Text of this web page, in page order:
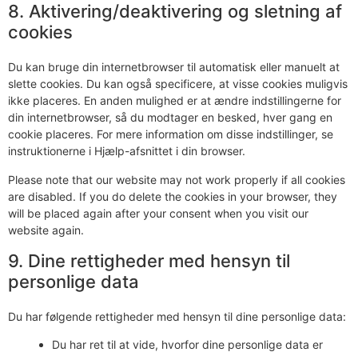
8. Aktivering/deaktivering og sletning af
cookies
Du kan bruge din internetbrowser til automatisk eller manuelt at
slette cookies. Du kan også specificere, at visse cookies muligvis
ikke placeres. En anden mulighed er at ændre indstillingerne for
din internetbrowser, så du modtager en besked, hver gang en
cookie placeres. For mere information om disse indstillinger, se
instruktionerne i Hjælp-afsnittet i din browser.
Please note that our website may not work properly if all cookies
are disabled. If you do delete the cookies in your browser, they
will be placed again after your consent when you visit our
website again.
9. Dine rettigheder med hensyn til
personlige data
Du har følgende rettigheder med hensyn til dine personlige data:
Du har ret til at vide, hvorfor dine personlige data er